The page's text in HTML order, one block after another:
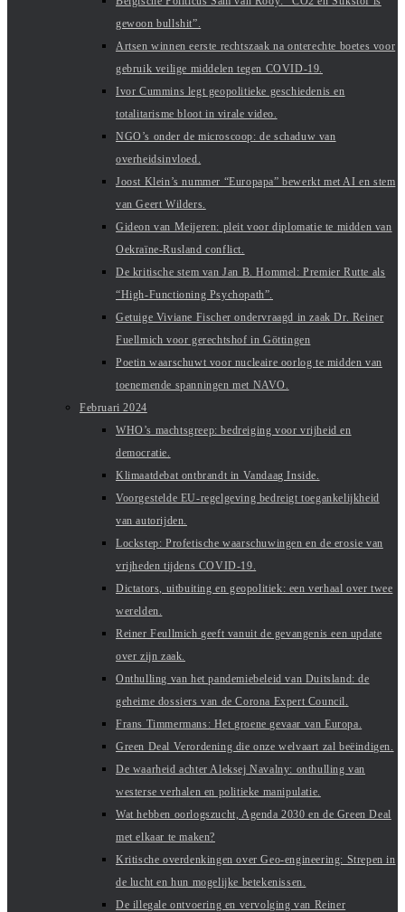
gewoon bullshit”.
Artsen winnen eerste rechtszaak na onterechte boetes voor
gebruik veilige middelen tegen COVID-19.
Ivor Cummins legt geopolitieke geschiedenis en
totalitarisme bloot in virale video.
NGO’s onder de microscoop: de schaduw van
overheidsinvloed.
Joost Klein’s nummer “Europapa” bewerkt met AI en stem
van Geert Wilders.
Gideon van Meijeren: pleit voor diplomatie te midden van
Oekraïne-Rusland conflict.
De kritische stem van Jan B. Hommel: Premier Rutte als
“High-Functioning Psychopath”.
Getuige Viviane Fischer ondervraagd in zaak Dr. Reiner
Fuellmich voor gerechtshof in Göttingen
Poetin waarschuwt voor nucleaire oorlog te midden van
toenemende spanningen met NAVO.
Februari 2024
WHO’s machtsgreep: bedreiging voor vrijheid en
democratie.
Klimaatdebat ontbrandt in Vandaag Inside.
Voorgestelde EU-regelgeving bedreigt toegankelijkheid
van autorijden.
Lockstep: Profetische waarschuwingen en de erosie van
vrijheden tijdens COVID-19.
Dictators, uitbuiting en geopolitiek: een verhaal over twee
werelden.
Reiner Feullmich geeft vanuit de gevangenis een update
over zijn zaak.
Onthulling van het pandemiebeleid van Duitsland: de
geheime dossiers van de Corona Expert Council.
Frans Timmermans: Het groene gevaar van Europa.
Green Deal Verordening die onze welvaart zal beëindigen.
De waarheid achter Aleksej Navalny: onthulling van
westerse verhalen en politieke manipulatie.
Wat hebben oorlogszucht, Agenda 2030 en de Green Deal
met elkaar te maken?
Kritische overdenkingen over Geo-engineering: Strepen in
de lucht en hun mogelijke betekenissen.
De illegale ontvoering en vervolging van Reiner